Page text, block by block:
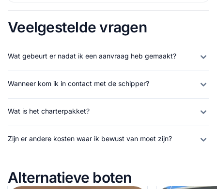
Veelgestelde vragen
Wat gebeurt er nadat ik een aanvraag heb gemaakt?
Wanneer kom ik in contact met de schipper?
Wat is het charterpakket?
Zijn er andere kosten waar ik bewust van moet zijn?
Alternatieve boten